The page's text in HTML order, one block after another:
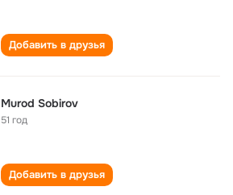
Добавить в друзья
Murod Sobirov
51 год
Добавить в друзья